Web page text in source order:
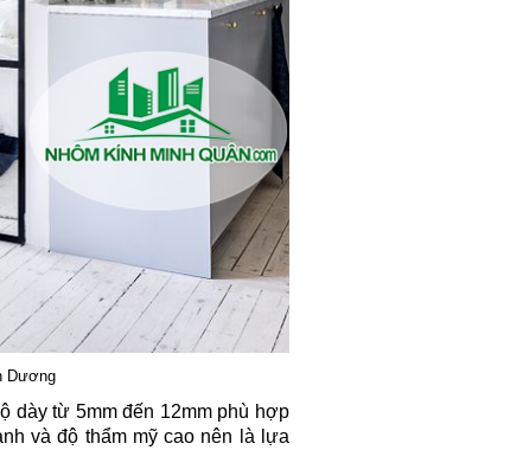
Dương
dày từ 5mm đến 12mm phù hợp
và độ thẩm mỹ cao nên là lựa